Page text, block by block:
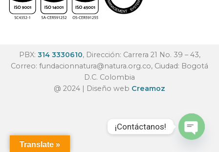
PBX: 314 3330610, Dirección: Carrera 21 No. 39 – 43,
Correo: fundacionnatura@natura.org.co, Ciudad: Bogotá
D.C. Colombia
@ 2024 | Diseño web Creamoz
Translate »
¡Contáctanos!